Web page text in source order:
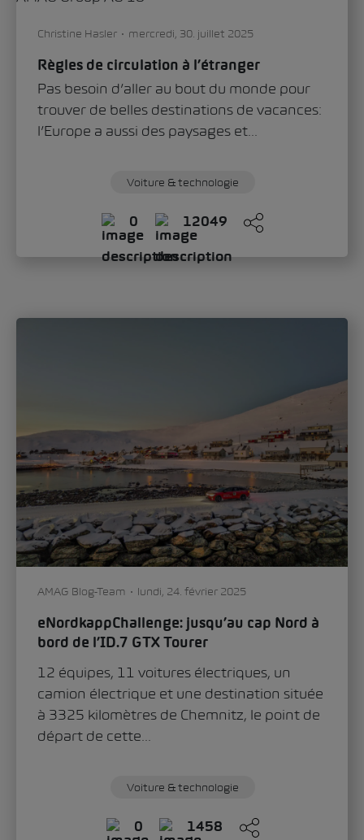
«Modern Solid»: comment le Škoda Epiq
définit le nouveau visage de la marque
Voiture & technologie
0 271